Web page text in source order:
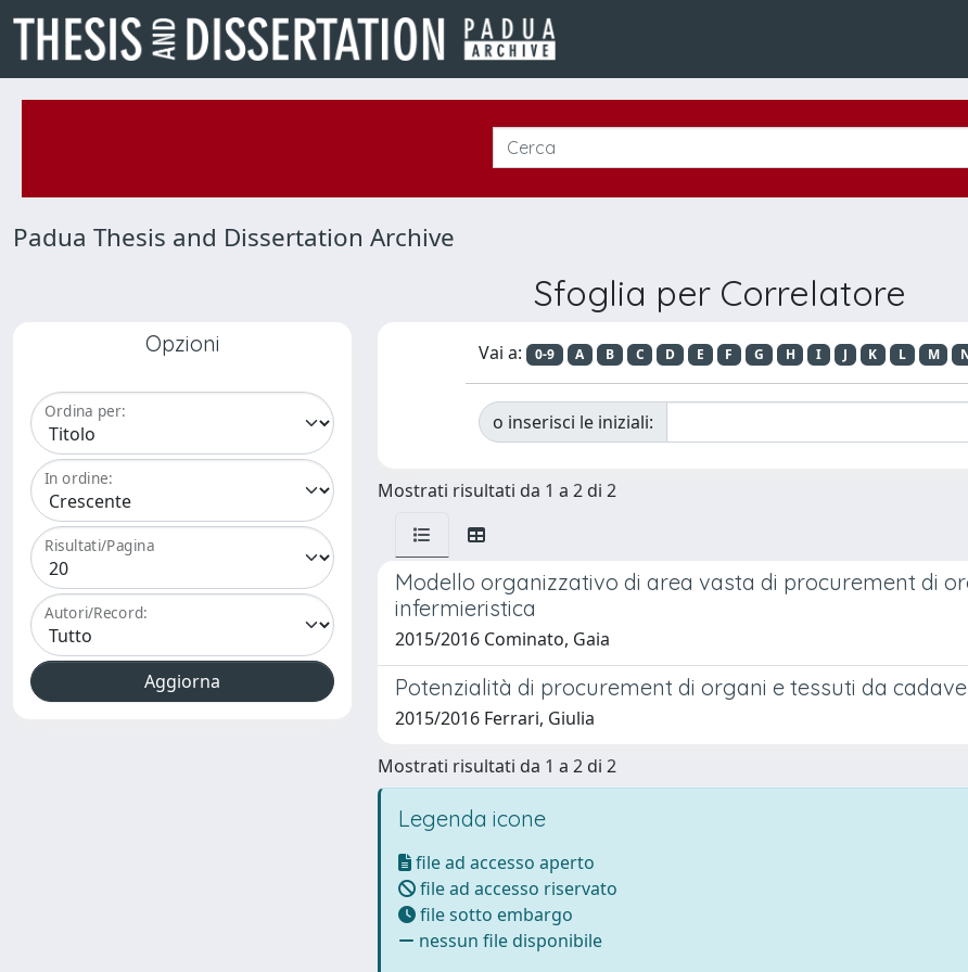
Padua Thesis and Dissertation Archive
Sfoglia per Correlatore
Opzioni
Ordina per:
In ordine:
Risultati/Pagina
Autori/Record:
Vai a: 0-9 A B C D E F G H I J K L M
o inserisci le iniziali:
Mostrati risultati da 1 a 2 di 2
Modello organizzativo di area vasta di procurement di
infermieristica
2015/2016 Cominato, Gaia
Potenzialità di procurement di organi e tessuti da
2015/2016 Ferrari, Giulia
Mostrati risultati da 1 a 2 di 2
Legenda icone
file ad accesso aperto
file ad accesso riservato
file sotto embargo
nessun file disponibile